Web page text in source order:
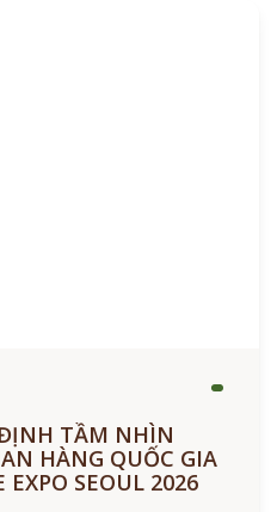
TẦM NHÌN
HÀNG QUỐC GIA
EXPO SEOUL 2026